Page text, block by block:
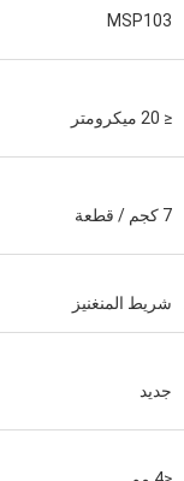
MSP103
≤ 20 ميكرومتر
7 كجم / قطعة
شريط المنغنيز
جديد